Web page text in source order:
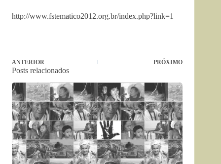
http://www.fstematico2012.org.br/index.php?link=1
ANTERIOR PRÓXIMO
Posts relacionados